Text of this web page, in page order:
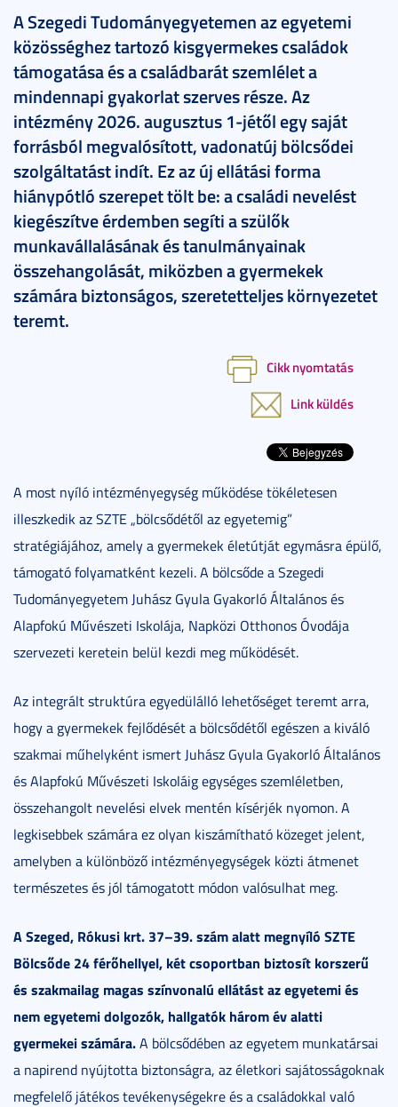
A Szegedi Tudományegyetemen az egyetemi
közösséghez tartozó kisgyermekes családok
támogatása és a családbarát szemlélet a
mindennapi gyakorlat szerves része. Az
intézmény 2026. augusztus 1-jétől egy saját
forrásból megvalósított, vadonatúj bölcsődei
szolgáltatást indít. Ez az új ellátási forma
hiánypótló szerepet tölt be: a családi nevelést
kiegészítve érdemben segíti a szülők
munkavállalásának és tanulmányainak
összehangolását, miközben a gyermekek
számára biztonságos, szeretetteljes környezetet
teremt.
Cikk nyomtatás
Link küldés
A most nyíló intézményegység működése tökéletesen
illeszkedik az SZTE „bölcsődétől az egyetemig”
stratégiájához, amely a gyermekek életútját egymásra épülő,
támogató folyamatként kezeli. A bölcsőde a Szegedi
Tudományegyetem Juhász Gyula Gyakorló Általános és
Alapfokú Művészeti Iskolája, Napközi Otthonos Óvodája
szervezeti keretein belül kezdi meg működését.
Az integrált struktúra egyedülálló lehetőséget teremt arra,
hogy a gyermekek fejlődését a bölcsődétől egészen a kiváló
szakmai műhelyként ismert Juhász Gyula Gyakorló Általános
és Alapfokú Művészeti Iskoláig egységes szemléletben,
összehangolt nevelési elvek mentén kísérjék nyomon. A
legkisebbek számára ez olyan kiszámítható közeget jelent,
amelyben a különböző intézményegységek közti átmenet
természetes és jól támogatott módon valósulhat meg.
A Szeged, Rókusi krt. 37–39. szám alatt megnyíló SZTE
Bölcsőde 24 férőhellyel, két csoportban biztosít korszerű
és szakmailag magas színvonalú ellátást az egyetemi és
nem egyetemi dolgozók, hallgatók három év alatti
gyermekei számára.A bölcsődében az egyetem munkatársai
a napirend nyújtotta biztonságra, az életkori sajátosságoknak
megfelelő játékos tevékenységekre és a családokkal való